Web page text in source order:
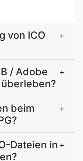
von ICO
+
/ Adobe
überleben?
+
beim
+
Dateien in +